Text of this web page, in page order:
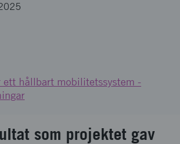
ett hållbart mobilitetssystem -
som projektet gav